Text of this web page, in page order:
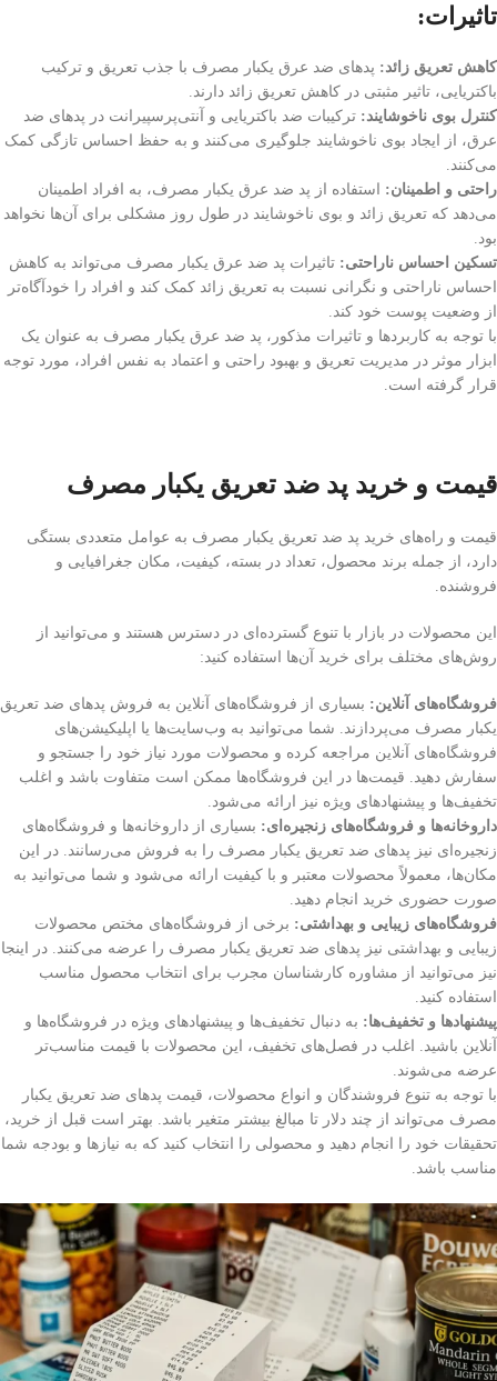
تاثیرات:
کاهش تعریق زائد: پدهای ضد عرق یکبار مصرف با جذب تعریق و ترکیب
باکتریایی، تاثیر مثبتی در کاهش تعریق زائد دارند.
کنترل بوی ناخوشایند: ترکیبات ضد باکتریایی و آنتی‌پرسپیرانت در پد‌های ضد
عرق، از ایجاد بوی ناخوشایند جلوگیری می‌کنند و به حفظ احساس تازگی کمک
می‌کنند.
راحتی و اطمینان: استفاده از پد ضد عرق یکبار مصرف، به افراد اطمینان
می‌دهد که تعریق زائد و بوی ناخوشایند در طول روز مشکلی برای آن‌ها نخواهد
بود.
تسکین احساس ناراحتی: تاثیرات پد ضد عرق یکبار مصرف می‌تواند به کاهش
احساس ناراحتی و نگرانی نسبت به تعریق زائد کمک کند و افراد را خود‌آگاه‌تر
از وضعیت پوست خود کند.
با توجه به کاربردها و تاثیرات مذکور، پد ضد عرق یکبار مصرف به عنوان یک
ابزار موثر در مدیریت تعریق و بهبود راحتی و اعتماد به نفس افراد، مورد توجه
قرار گرفته است.
قیمت و خرید پد ضد تعریق یکبار مصرف
قیمت و راه‌های خرید پد ضد تعریق یکبار مصرف به عوامل متعددی بستگی
دارد، از جمله برند محصول، تعداد در بسته، کیفیت، مکان جغرافیایی و
فروشنده.
این محصولات در بازار با تنوع گسترده‌ای در دسترس هستند و می‌توانید از
روش‌های مختلف برای خرید آن‌ها استفاده کنید:
فروشگاه‌های آنلاین: بسیاری از فروشگاه‌های آنلاین به فروش پد‌های ضد تعریق
یکبار مصرف می‌پردازند. شما می‌توانید به وب‌سایت‌ها یا اپلیکیشن‌های
فروشگاه‌های آنلاین مراجعه کرده و محصولات مورد نیاز خود را جستجو و
سفارش دهید. قیمت‌ها در این فروشگاه‌ها ممکن است متفاوت باشد و اغلب
تخفیف‌ها و پیشنهادهای ویژه نیز ارائه می‌شود.
داروخانه‌ها و فروشگاه‌های زنجیره‌ای: بسیاری از داروخانه‌ها و فروشگاه‌های
زنجیره‌ای نیز پد‌های ضد تعریق یکبار مصرف را به فروش می‌رسانند. در این
مکان‌ها، معمولاً محصولات معتبر و با کیفیت ارائه می‌شود و شما می‌توانید به
صورت حضوری خرید انجام دهید.
فروشگاه‌های زیبایی و بهداشتی: برخی از فروشگاه‌های مختص محصولات
زیبایی و بهداشتی نیز پدهای ضد تعریق یکبار مصرف را عرضه می‌کنند. در اینجا
نیز می‌توانید از مشاوره کارشناسان مجرب برای انتخاب محصول مناسب
استفاده کنید.
پیشنهادها و تخفیف‌ها: به دنبال تخفیف‌ها و پیشنهادهای ویژه در فروشگاه‌ها و
آنلاین باشید. اغلب در فصل‌های تخفیف، این محصولات با قیمت مناسب‌تر
عرضه می‌شوند.
با توجه به تنوع فروشندگان و انواع محصولات، قیمت پدهای ضد تعریق یکبار
مصرف می‌تواند از چند دلار تا مبالغ بیشتر متغیر باشد. بهتر است قبل از خرید،
تحقیقات خود را انجام دهید و محصولی را انتخاب کنید که به نیازها و بودجه شما
مناسب باشد.